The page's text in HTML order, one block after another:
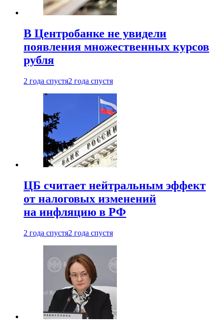
В Центробанке не увидели
появления множественных курсов
рубля
2 года спустя2 года спустя
ЦБ считает нейтральным эффект
от налоговых изменений
на инфляцию в РФ
2 года спустя2 года спустя